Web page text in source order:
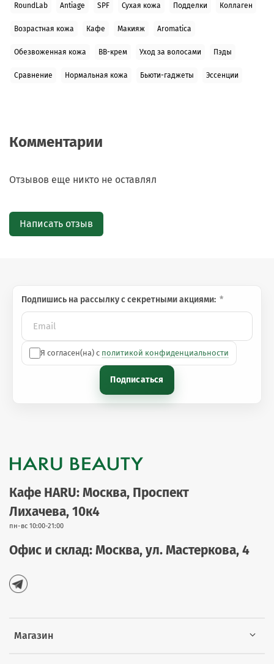
RoundLab Antiage SPF Сухая кожа Подделки Коллаген
Возрастная кожа Кафе Макияж Aromatica
Обезвоженная кожа BB-крем Уход за волосами Пэды
Сравнение Нормальная кожа Бьюти-гаджеты Эссенции
Комментарии
Отзывов еще никто не оставлял
Написать отзыв
Подпишись на рассылку с секретными акциями:
Я согласен(на) с политикой конфиденциальности
Подписаться
Магазин
Кафе HARU: Москва, Проспект
Лихачева, 10к4
пн-вс 10:00-21:00
Офис и склад: Москва, ул. Мастеркова, 4